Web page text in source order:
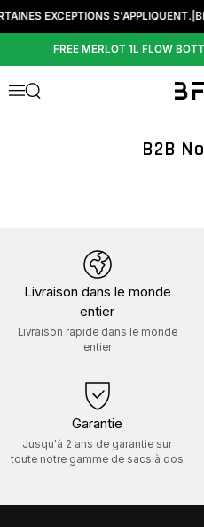
Passer au contenu
EXCEPTIONS S'APPLIQUENT.|
FREE MERLOT 1L FLOW
Menu
Ouvrir la fenêtre de
B2B
Livraison dans le monde
entier
Livraison rapide dans le monde
entier
Garantie
Jusqu'à 2 ans de garantie sur
toute notre gamme de sacs à dos